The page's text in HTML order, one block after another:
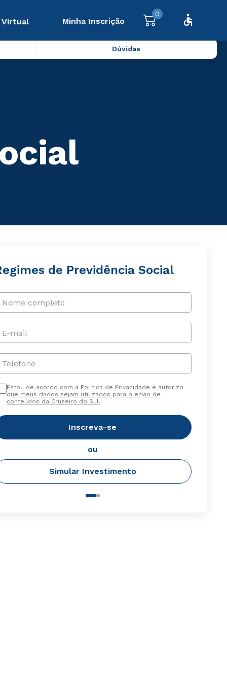
Virtual Minha Inscrição
0
Dúvidas
de Previdência Social
Nome completo
E-mail
Telefone
Estou de acordo com a Política de Privacidade e autorizo
que meus dados sejam utilizados para o envio de
conteúdos da Cruzeiro do Sul.
Inscreva-se
ou
Simular Investimento